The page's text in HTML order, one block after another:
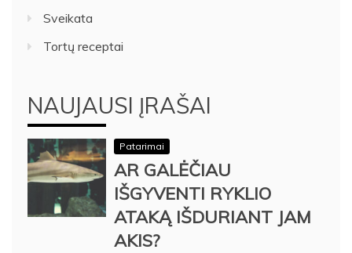
Sveikata
Tortų receptai
NAUJAUSI ĮRAŠAI
Patarimai
AR GALĖČIAU
IŠGYVENTI RYKLIO
ATAKĄ IŠDURIANT JAM
AKIS?